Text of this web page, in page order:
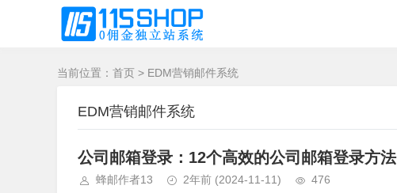
当前位置： 首页 > EDM营销邮件系统
EDM营销邮件系统
公司邮箱登录：12个高效的公司邮箱登录方法
蜂邮作者13 2年前 (2024-11-11) 476